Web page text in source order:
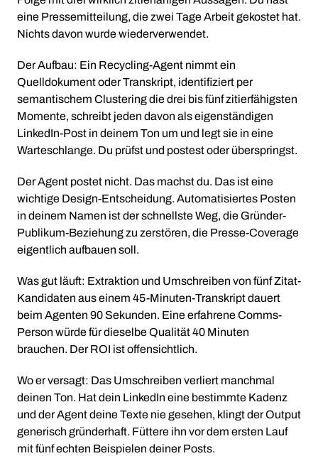
eine Pressemitteilung, die zwei Tage Arbeit gekostet hat.
Nichts davon wurde wiederverwendet.
Der Aufbau: Ein Recycling-Agent nimmt ein
Quelldokument oder Transkript, identifiziert per
semantischem Clustering die drei bis fünf zitierfähigsten
Momente, schreibt jeden davon als eigenständigen
LinkedIn-Post in deinem Ton um und legt sie in eine
Warteschlange. Du prüfst und postest oder überspringst.
Der Agent postet nicht. Das machst du. Das ist eine
wichtige Design-Entscheidung. Automatisiertes Posten
in deinem Namen ist der schnellste Weg, die Gründer-
Publikum-Beziehung zu zerstören, die Presse-Coverage
eigentlich aufbauen soll.
Was gut läuft: Extraktion und Umschreiben von fünf Zitat-
Kandidaten aus einem 45-Minuten-Transkript dauert
beim Agenten 90 Sekunden. Eine erfahrene Comms-
Person würde für dieselbe Qualität 40 Minuten
brauchen. Der ROI ist offensichtlich.
Wo er versagt: Das Umschreiben verliert manchmal
deinen Ton. Hat dein LinkedIn eine bestimmte Kadenz
und der Agent deine Texte nie gesehen, klingt der Output
generisch gründerhaft. Füttere ihn vor dem ersten Lauf
mit fünf echten Beispielen deiner Posts.